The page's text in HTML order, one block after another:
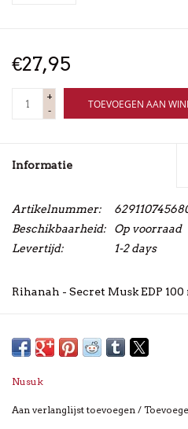
€27,95
+
-
TOEVOEGEN AAN
Informatie
Artikelnummer:
Beschikbaarheid:
Op voorraad
Levertijd:
1-2 days
Rihanah - Secret Musk EDP 100
sensueel parfum voor de elk
Nusuk
Aan verlanglijst toevoegen /